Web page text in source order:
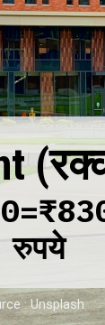
रुपये
: Unsplash